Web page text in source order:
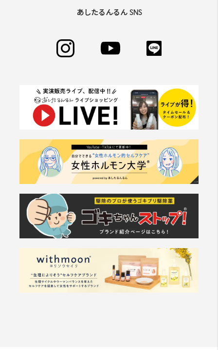
あしたるんるん SNS